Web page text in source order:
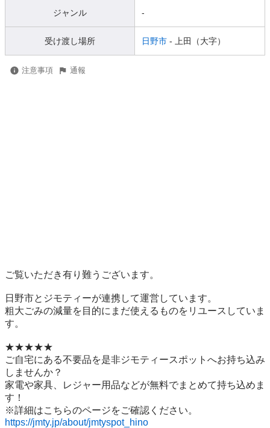
ジャンル -
受け渡し場所 日野市 - 上田（大字）
注意事項 通報
ご覧いただき有り難うございます。
日野市とジモティーが連携して運営しています。
粗⼤ごみの減量を⽬的にまだ使えるものをリユースしていま
す。
★★★★★
ご自宅にある不要品を是非ジモティースポットへお持ち込み
しませんか？
家電や家具、レジャー用品などが無料でまとめて持ち込めま
す！
https://jmty.jp/about/jmtyspot_hino